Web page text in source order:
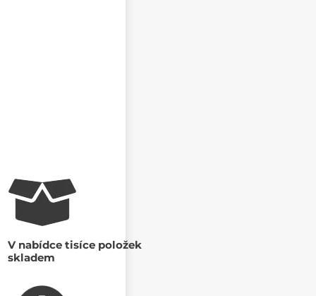
V nabídce tisíce položek
skladem